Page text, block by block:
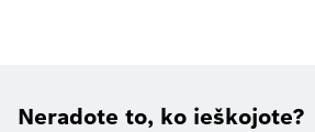
Neradote to, ko ieškojote?